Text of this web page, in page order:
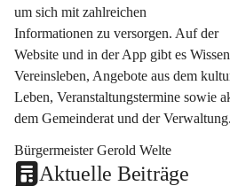
um sich mit zahlreichen
Informationen zu versorgen. Auf der
Website und in der App gibt es
Vereinsleben, Angebote aus dem
Leben, Veranstaltungstermine sowie
dem Gemeinderat und der Verwaltung.
Bürgermeister Gerold Welte
Aktuelle Beiträge